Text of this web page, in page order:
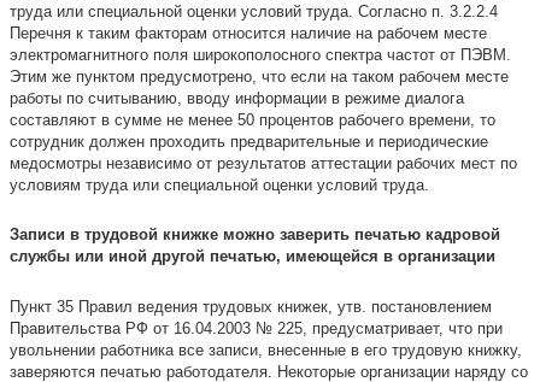
труда или специальной оценки условий труда. Согласно п. 3.2.2.4
Перечня к таким факторам относится наличие на рабочем месте
электромагнитного поля широкополосного спектра частот от ПЭВМ.
Этим же пунктом предусмотрено, что если на таком рабочем месте
работы по считыванию, вводу информации в режиме диалога
составляют в сумме не менее 50 процентов рабочего времени, то
сотрудник должен проходить предварительные и периодические
медосмотры независимо от результатов аттестации рабочих мест по
условиям труда или специальной оценки условий труда.
Записи в трудовой книжке можно заверить печатью кадровой
службы или иной другой печатью, имеющейся в организации
Пункт 35 Правил ведения трудовых книжек, утв. постановлением
Правительства РФ от 16.04.2003 № 225, предусматривает, что при
увольнении работника все записи, внесенные в его трудовую книжку,
заверяются печатью работодателя. Некоторые организации наряду со